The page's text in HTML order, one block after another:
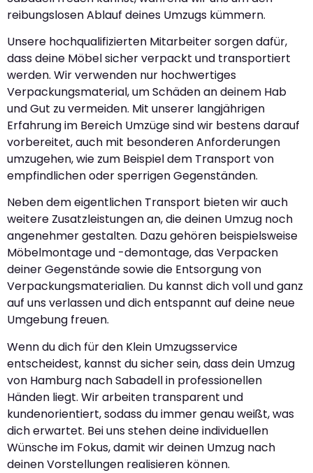
reibungslosen Ablauf deines Umzugs kümmern.
Unsere hochqualifizierten Mitarbeiter sorgen dafür,
dass deine Möbel sicher verpackt und transportiert
werden. Wir verwenden nur hochwertiges
Verpackungsmaterial, um Schäden an deinem Hab
und Gut zu vermeiden. Mit unserer langjährigen
Erfahrung im Bereich Umzüge sind wir bestens darauf
vorbereitet, auch mit besonderen Anforderungen
umzugehen, wie zum Beispiel dem Transport von
empfindlichen oder sperrigen Gegenständen.
Neben dem eigentlichen Transport bieten wir auch
weitere Zusatzleistungen an, die deinen Umzug noch
angenehmer gestalten. Dazu gehören beispielsweise
Möbelmontage und -demontage, das Verpacken
deiner Gegenstände sowie die Entsorgung von
Verpackungsmaterialien. Du kannst dich voll und ganz
auf uns verlassen und dich entspannt auf deine neue
Umgebung freuen.
Wenn du dich für den Klein Umzugsservice
entscheidest, kannst du sicher sein, dass dein Umzug
von Hamburg nach Sabadell in professionellen
Händen liegt. Wir arbeiten transparent und
kundenorientiert, sodass du immer genau weißt, was
dich erwartet. Bei uns stehen deine individuellen
Wünsche im Fokus, damit wir deinen Umzug nach
deinen Vorstellungen realisieren können.